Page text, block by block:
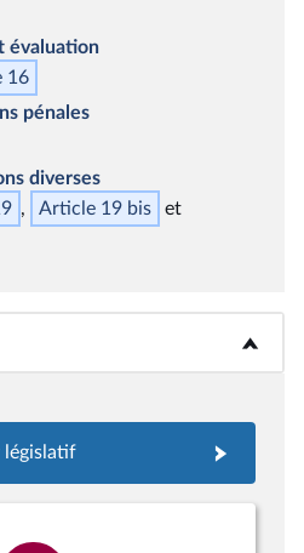
évaluation
16
pénales
diverses
Article 19 bis
b>
législatif